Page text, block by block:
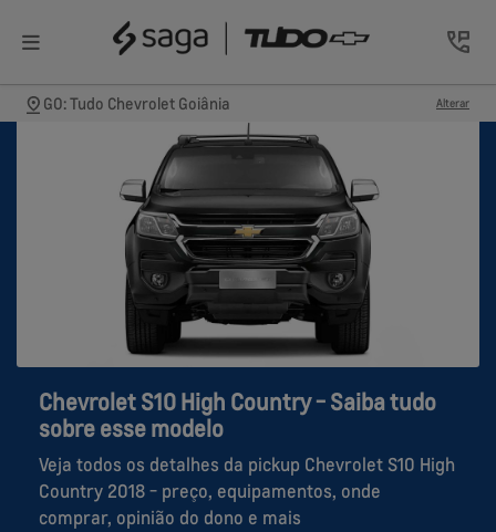
GO: Tudo Chevrolet Goiânia Alterar
Chevrolet S10 High Country - Saiba tudo
sobre esse modelo
Veja todos os detalhes da pickup Chevrolet S10 High
Country 2018 - preço, equipamentos, onde
comprar, opinião do dono e mais